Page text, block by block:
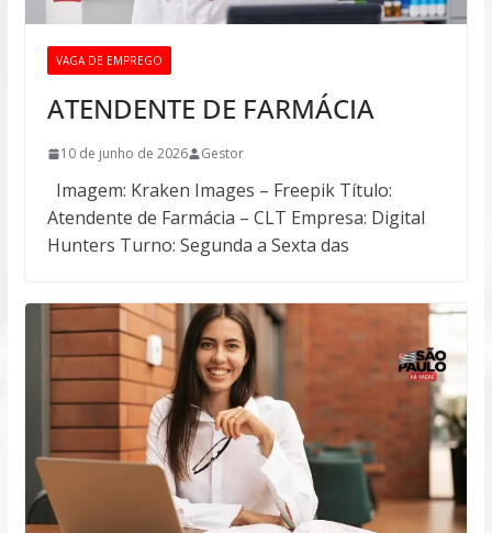
VAGA DE EMPREGO
ATENDENTE DE FARMÁCIA
10 de junho de 2026 Gestor
Imagem: Kraken Images – Freepik Título:
Atendente de Farmácia – CLT Empresa: Digital
Hunters Turno: Segunda a Sexta das